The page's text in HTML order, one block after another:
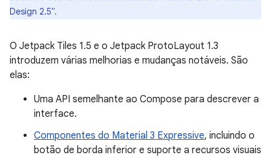
Design 2.5".
O Jetpack Tiles 1.5 e o Jetpack ProtoLayout 1.3
introduzem várias melhorias e mudanças notáveis. São
elas:
Uma API semelhante ao Compose para descrever a
interface.
Componentes do Material 3 Expressive, incluindo o
botão de borda inferior e suporte a recursos visuais